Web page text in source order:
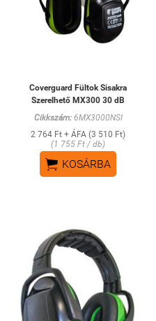
Coverguard Fültok Sisakra
Szerelhető MX300 30 dB
Cikkszám:6MX3000NSI
2 764 Ft + ÁFA (3 510 Ft)
(1 755 Ft / db)
 KOSÁRBA